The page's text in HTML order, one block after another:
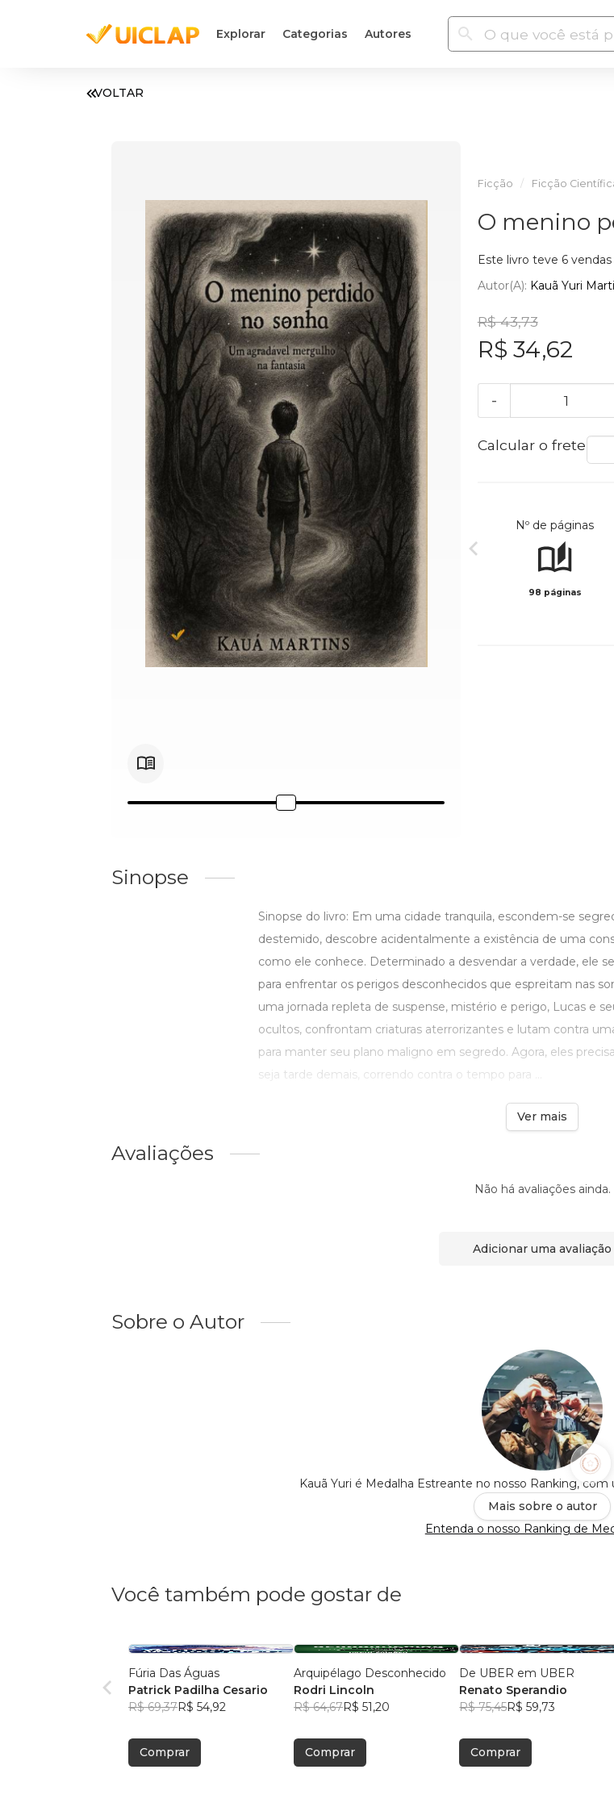
Explorar Categorias Autores
VOLTAR
Ficção Ficção
O menino
Este livro teve 6 vendas
Autor(a): Kauã Yuri
R$ 43,73
R$ 34,62
-
Calcular o frete
Nº de páginas
98 páginas
Sinopse
Sinopse do livro: Em uma cidade tranquila, escondem-se
destemido, descobre acidentalmente a existência de uma
como ele conhece. Determinado a desvendar a verdade, ele
para enfrentar os perigos desconhecidos que espreitam nas
uma jornada repleta de suspense, mistério e perigo, Lucas e
ocultos, confrontam criaturas aterrorizantes e lutam contra
para manter seu plano maligno em segredo. Agora, eles
seja tarde demais, correndo contra o tempo para ...
Ver mais
Avaliações
Não há avaliações ainda.
Adicionar uma avaliação
Sobre o Autor
Kauã Yuri é Medalha Estreante no nosso Ranking,
Mais sobre o autor
Entenda o nosso Ranking de
Você também pode gostar de
Fúria Das Águas
Patrick Padilha Cesario
R$ 69,37R$ 54,92
Comprar
Arquipélago Desconhecido
Rodri Lincoln
R$ 64,67R$ 51,20
Comprar
De UBER em UBER
Renato Sperandio
R$ 75,45R$ 59,73
Comprar